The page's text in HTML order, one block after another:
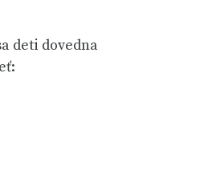
deti dovedna